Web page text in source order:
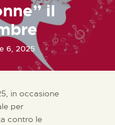
il
6, 2025
in occasione
per
contro le